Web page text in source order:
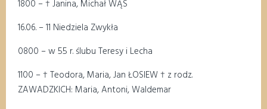
1800 –† Janina, Michał WĄS
16.06. –11 Niedziela Zwykła
0800 –w 55 r. ślubu Teresy i Lecha
1100 –† Teodora, Maria, Jan ŁOSIEW† z rodz.
ZAWADZKICH: Maria, Antoni, Waldemar